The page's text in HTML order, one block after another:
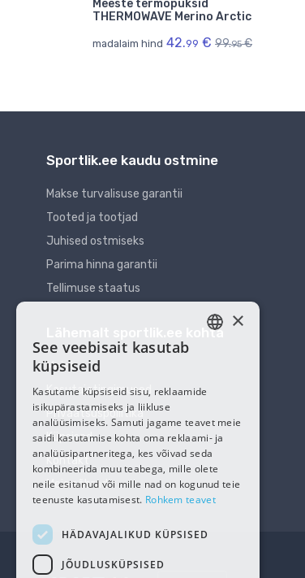
Meeste termopüksid
THERMOWAVE Merino Arctic
madalaim hind 42.99 € 99.95€
Sportlik.ee kaudu ostmine
Makse turvalisuse garantii
Tooted ja tootjad
Juhised ostmiseks
Parima hinna garantii
Tellimuse staatus
Lähemalt sportlik.ee kohta
Meist
Kasutajatingimused
Privaatsuspoliitika
Küpsised
Kontakt
Meie sõbrad
×
See veebisait kasutab
küpsiseid
Kasutame küpsiseid sisu, reklaamide
isikupärastamiseks ja liikluse
analüüsimiseks. Samuti jagame teavet meie
saidi kasutamise kohta oma reklaami- ja
analüüsipartneritega, kes võivad seda
kombineerida muu teabega, mille olete
neile esitanud või mille nad on kogunud teie
teenuste kasutamisest. Rohkem teavet
HÄDAVAJALIKUD KÜPSISED
JÕUDLUSKÜPSISED